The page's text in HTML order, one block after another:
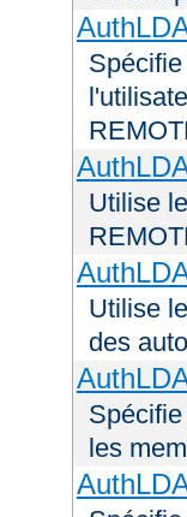
Utilise
Utilise
des
les